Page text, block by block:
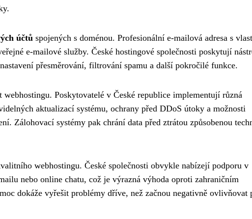
účtů spojených s doménou. Profesionální e-mailová adresa s
e-mailové služby. České hostingové společnosti poskytují
přesměrování, filtrování spamu a další pokročilé funkce.
webhostingu. Poskytovatelé v České republice implementují různá
aktualizací systému, ochrany před DDoS útoky a možnosti
Zálohovací systémy pak chrání data před ztrátou způsobenou
webhostingu. České společnosti obvykle nabízejí podporu v
nebo online chatu, což je výrazná výhoda oproti zahraničním
dokáže vyřešit problémy dříve, než začnou negativně ovlivňovat